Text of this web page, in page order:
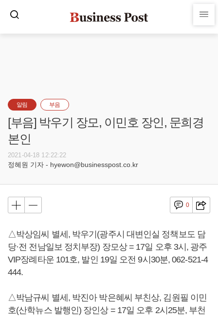
알림 부음
[부음] 박우기 장모, 이민호 장인, 문희경
본인
2021-04-18 12:22:22
정혜원 기자 - hyewon@businesspost.co.kr
0
△박상임씨 별세, 박우기(광주시 대변인실 정책보도 담
당·전 전남일보 정치부장) 장모상 = 17일 오후 3시, 광주
VIP장례타운 101호, 발인 19일 오전 9시30분, 062-521-4
444.
△박남규씨 별세, 박진아 박은혜씨 부친상, 김원필 이민
호(산학뉴스 발행인) 장인상 = 17일 오후 2시25분, 부천